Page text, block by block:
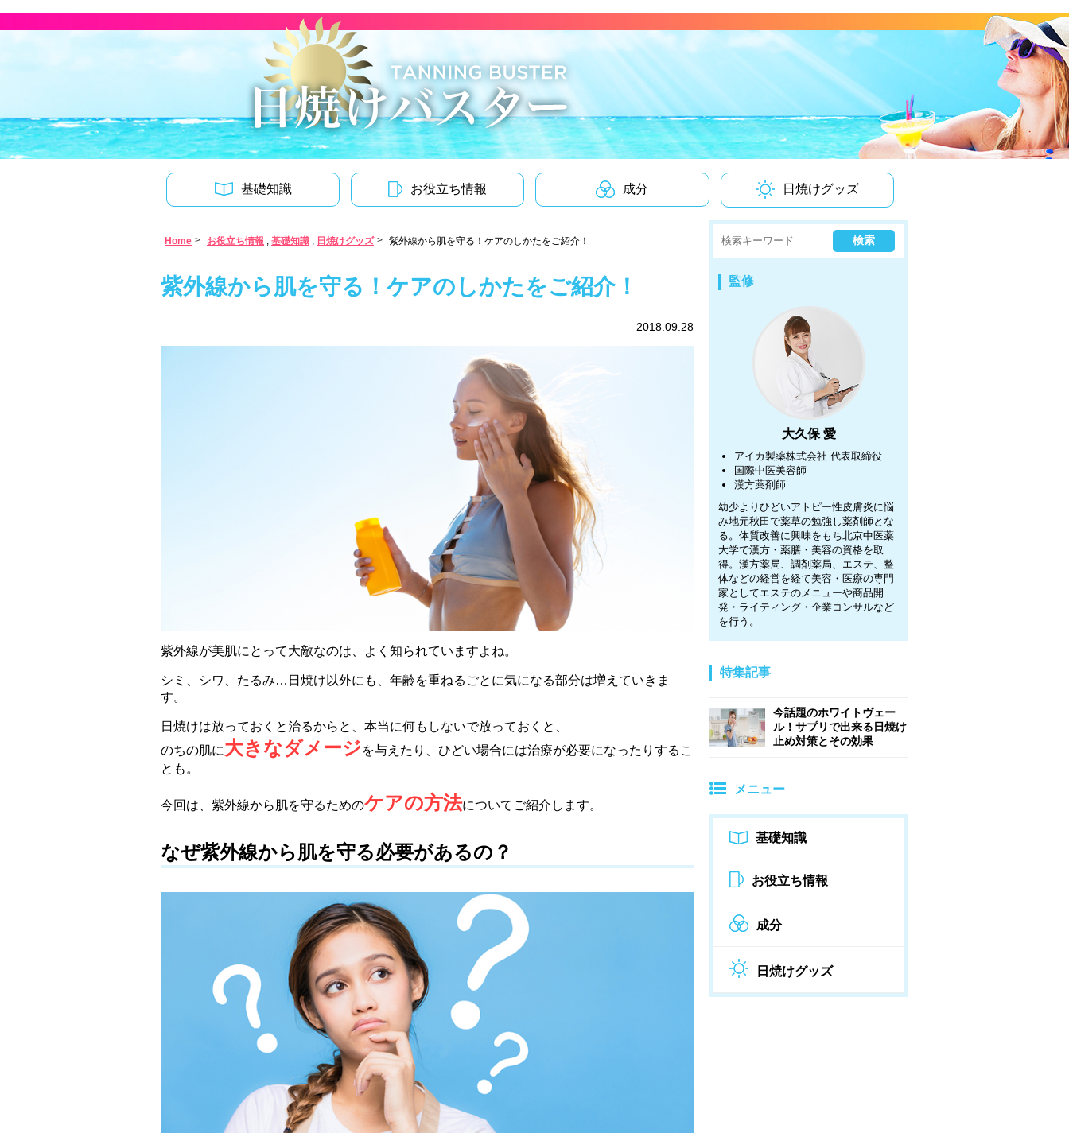
基礎知識 お役立ち情報 成分 日焼けグッズ
Home お役立ち情報 , 基礎知識 , 日焼けグッズ 紫外線から肌を守る！ケアのしかたをご紹介！
紫外線から肌を守る！ケアのしかたをご紹介！
2018.09.28
紫外線が美肌にとって大敵なのは、よく知られていますよね。
シミ、シワ、たるみ…日焼け以外にも、年齢を重ねるごとに気になる部分は増えていきま
す。
日焼けは放っておくと治るからと、本当に何もしないで放っておくと、
のちの肌に大きなダメージを与えたり、ひどい場合には治療が必要になったりするこ
とも。
今回は、紫外線から肌を守るためのケアの方法についてご紹介します。
なぜ紫外線から肌を守る必要があるの？
監修
大久保 愛
アイカ製薬株式会社 代表取締役
国際中医美容師
漢方薬剤師
幼少よりひどいアトピー性皮膚炎に悩
み地元秋田で薬草の勉強し薬剤師とな
る。体質改善に興味をもち北京中医薬
大学で漢方・薬膳・美容の資格を取
得。漢方薬局、調剤薬局、エステ、整
体などの経営を経て美容・医療の専門
家としてエステのメニューや商品開
発・ライティング・企業コンサルなど
を行う。
特集記事
今話題のホワイトヴェー
ル！サプリで出来る日焼け
止め対策とその効果
メニュー
基礎知識
お役立ち情報
成分
日焼けグッズ